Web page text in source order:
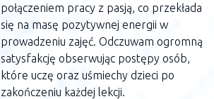
połączeniem pracy z pasją, co przekłada
się na masę pozytywnej energii w
prowadzeniu zajęć. Odczuwam ogromną
satysfakcję obserwując postępy osób,
które uczę oraz uśmiechy dzieci po
zakończeniu każdej lekcji.